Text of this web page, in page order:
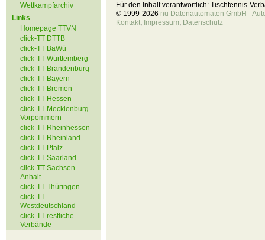
Wettkampfarchiv
Links
Homepage TTVN
click-TT DTTB
click-TT BaWü
click-TT Württemberg
click-TT Brandenburg
click-TT Bayern
click-TT Bremen
click-TT Hessen
click-TT Mecklenburg-
Vorpommern
click-TT Rheinhessen
click-TT Rheinland
click-TT Pfalz
click-TT Saarland
click-TT Sachsen-
Anhalt
click-TT Thüringen
click-TT
Westdeutschland
click-TT restliche
Verbände
Für den Inhalt verantwortlich: Tischtennis-
© 1999-2026 nu Datenautomaten GmbH -
Kontakt, Impressum, Datenschutz